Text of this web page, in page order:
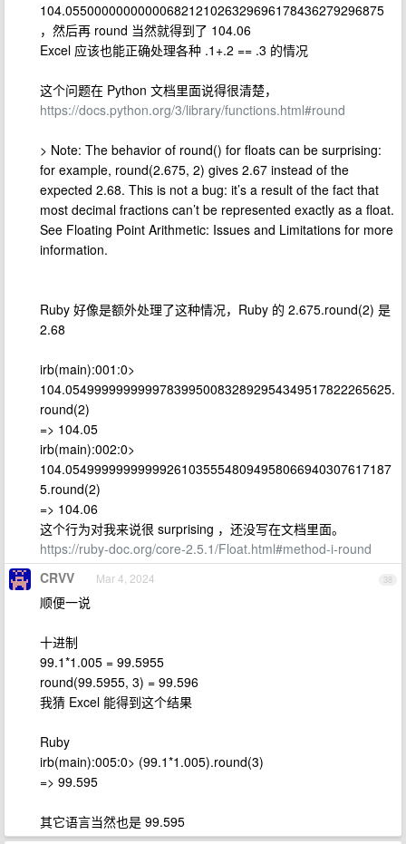
104.05500000000000682121026329696178436279296875
，然后再 round 当然就得到了 104.06
Excel 应该也能正确处理各种 .1+.2 == .3 的情况
这个问题在 Python 文档里面说得很清楚，
https://docs.python.org/3/library/functions.html#round
> Note: The behavior of round() for floats can be surprising:
for example, round(2.675, 2) gives 2.67 instead of the
expected 2.68. This is not a bug: it’s a result of the fact that
most decimal fractions can’t be represented exactly as a float.
See Floating Point Arithmetic: Issues and Limitations for more
information.
Ruby 好像是额外处理了这种情况，Ruby 的 2.675.round(2) 是
2.68
irb(main):001:0>
104.054999999999978399500832892954349517822265625.
round(2)
=> 104.05
irb(main):002:0>
104.054999999999992610355548094958066940307617187
5.round(2)
=> 104.06
这个行为对我来说很 surprising ，还没写在文档里面。
https://ruby-doc.org/core-2.5.1/Float.html#method-i-round
38
CRVV Mar 4, 2024
顺便一说
十进制
99.1*1.005 = 99.5955
round(99.5955, 3) = 99.596
我猜 Excel 能得到这个结果
Ruby
irb(main):005:0> (99.1*1.005).round(3)
=> 99.595
其它语言当然也是 99.595